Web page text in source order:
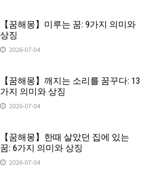
【꿈해몽】미루는 꿈: 9가지 의미와
상징
2026-07-04
【꿈해몽】깨지는 소리를 꿈꾸다: 13
가지 의미와 상징
2026-07-04
【꿈해몽】한때 살았던 집에 있는
꿈: 6가지 의미와 상징
2026-07-04